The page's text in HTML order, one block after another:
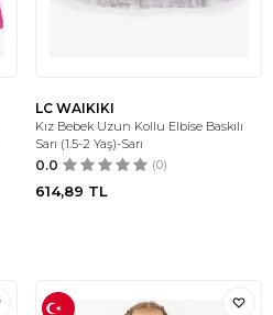
LC WAIKIKI
Kız Bebek Uzun Kollu Elbise Baskılı
Sarı (1.5-2 Yaş)-Sarı
0.0 (0)
614,89 TL